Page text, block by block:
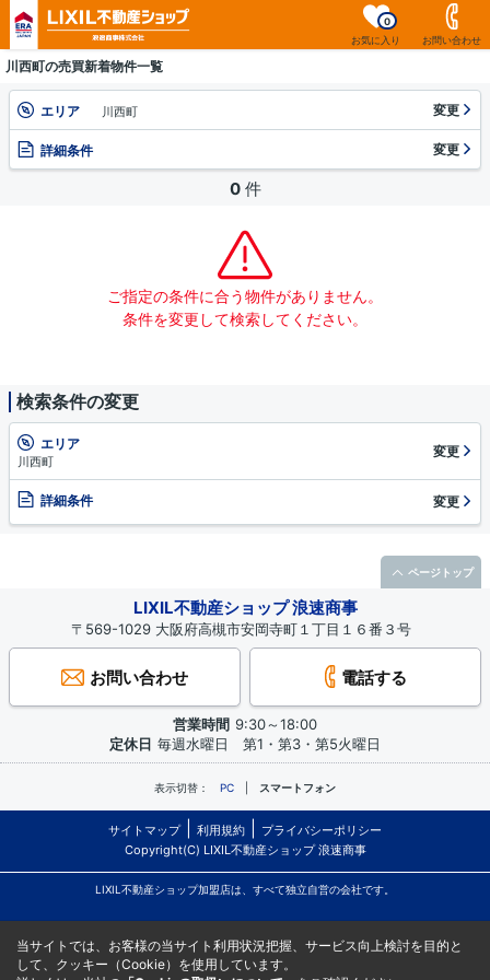
お気に入り
0
お問い合わせ
川西町の売買新着物件一覧
エリア 川西町 変更
詳細条件 変更
0 件
ご指定の条件に合う物件がありません。
条件を変更して検索してください。
検索条件の変更
エリア
川西町
変更
詳細条件 変更
LIXIL不動産ショップ 浪速商事
〒569-1029 大阪府高槻市安岡寺町１丁目１６番３号
お問い合わせ 電話する
営業時間 9:30～18:00
定休日 毎週水曜日 第1・第3・第5火曜日
表示切替： PC スマートフォン
サイトマップ 利用規約
プライバシーポリシー
Copyright(C) LIXIL不動産ショップ 浪速商事
LIXIL不動産ショップ加盟店は、すべて独立自営の会社です。
ページトップ
当サイトでは、お客様の当サイト利用状況把握、サービス向上検討を目的と
して、クッキー（Cookie）を使用しています。